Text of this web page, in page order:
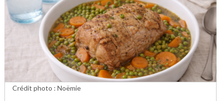
Crédit photo : Noëmie